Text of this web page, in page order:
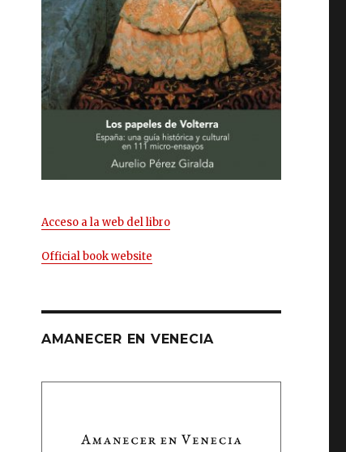
Acceso a la web del libro
Official book website
AMANECER EN VENECIA